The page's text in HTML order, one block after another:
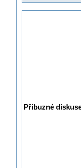
Příbuzné